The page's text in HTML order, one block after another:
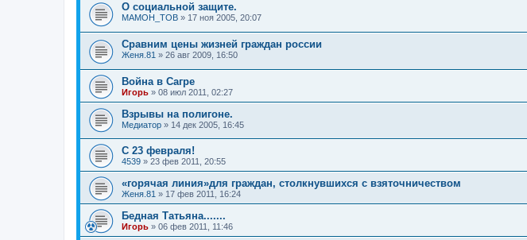
О социальной защите.
MAMOH_TOB » 17 ноя 2005, 20:07
Сравним цены жизней граждан россии
Женя.81 » 26 авг 2009, 16:50
Война в Сагре
Игорь » 08 июл 2011, 02:27
Взрывы на полигоне.
Медиатор » 14 дек 2005, 16:45
C 23 февраля!
4539 » 23 фев 2011, 20:55
«горячая линия»для граждан, столкнувшихся с взяточничеством
Женя.81 » 17 фев 2011, 16:24
Бедная Татьяна.......
Игорь » 06 фев 2011, 11:46